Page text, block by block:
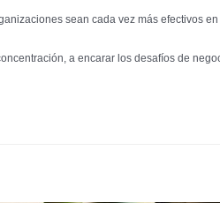
sean cada vez más efectivos
a encarar los desafíos de